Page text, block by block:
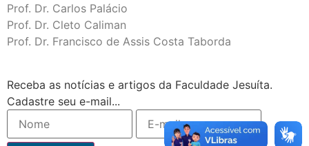
Prof. Dr. Carlos Palácio
Prof. Dr. Cleto Caliman
Prof. Dr. Francisco de Assis Costa Taborda
Receba as notícias e artigos da Faculdade Jesuíta.
Cadastre seu e-mail...